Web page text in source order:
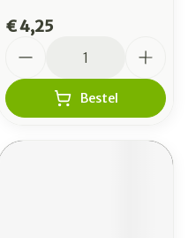
€ 4,25
Bestel